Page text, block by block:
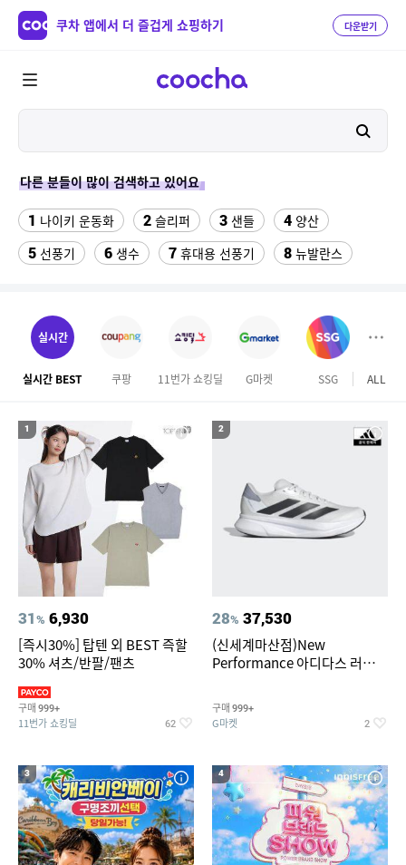
쿠차 앱에서 더 즐겁게 쇼핑하기 다운받기
다른 분들이 많이 검색하고 있어요
1 나이키 운동화 2 슬리퍼 3 샌들 4 양산
5 선풍기 6 생수 7 휴대용 선풍기 8 뉴발란스
12 중고김치냉장고 여자라인 댄스복
15 링티 가루
17 올록담 올리브3 1500mg 24포 2개 18 맘스터치
수향미쌀10kg
ALL
실시간
실시간 BEST 쿠팡 11번가 쇼킹딜 G마켓 SSG 이마
1
31% 6,930
[즉시30%] 탑텐 외 BEST 즉할
30% 셔츠/반팔/팬츠
구매 999+
11번가 쇼킹딜 62
2
28% 37,530
(신세계마산점)New
Performance 아디다스 러닝화
구매 999+
G마켓 2
3 4